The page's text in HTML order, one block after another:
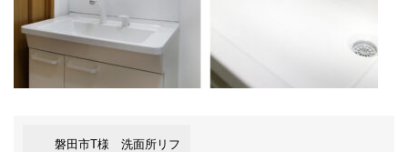
磐田市T様 洗面所リフ